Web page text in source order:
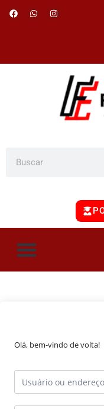
Olá, bem-vindo de volta!